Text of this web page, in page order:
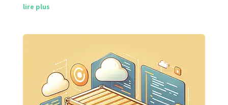
lire plus